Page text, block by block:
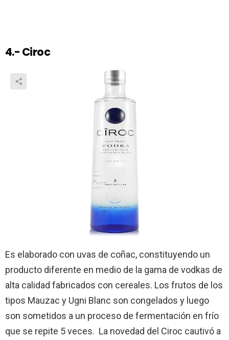
4.- Ciroc
Es elaborado con uvas de coñac, constituyendo un
producto diferente en medio de la gama de vodkas de
alta calidad fabricados con cereales. Los frutos de los
tipos Mauzac y Ugni Blanc son congelados y luego
son sometidos a un proceso de fermentación en frío
que se repite 5 veces. La novedad del Ciroc cautivó a